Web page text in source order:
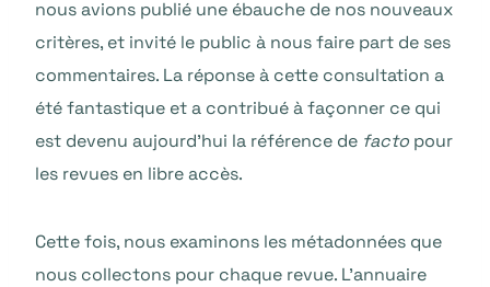
nous avions publié une ébauche de nos nouveaux
critères, et invité le public à nous faire part de ses
commentaires. La réponse à cette consultation a
été fantastique et a contribué à façonner ce qui
est devenu aujourd’hui la référence de facto pour
les revues en libre accès.
Cette fois, nous examinons les métadonnées que
nous collectons pour chaque revue. L’annuaire